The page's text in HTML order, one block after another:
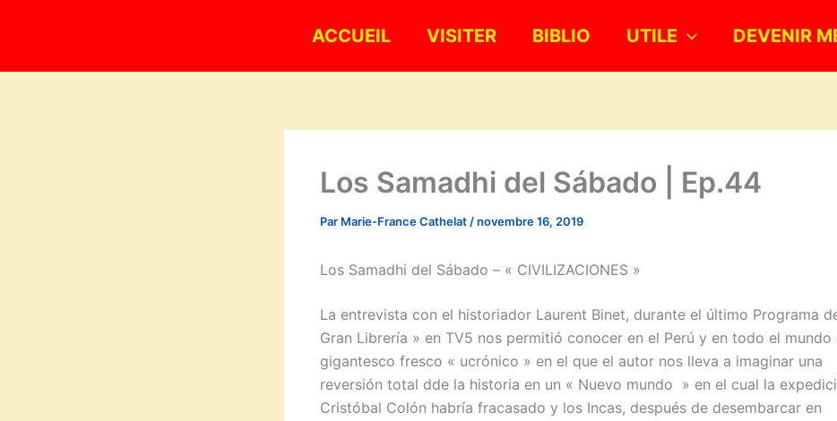
ACCUEIL VISITER BIBLIO UTILE DEVENIR
Los Samadhi del Sábado | Ep.44
Par Marie-France Cathelat /novembre 16, 2019
Los Samadhi del Sábado – « CIVILIZACIONES »
La entrevista con el historiador Laurent Binet, durante el último Programa
Gran Librería » en TV5 nos permitió conocer en el Perú y en todo el mundo
gigantesco fresco « ucrónico » en el que el autor nos lleva a imaginar una
reversión total dde la historia en un « Nuevo mundo » en el cual la
Cristóbal Colón habría fracasado y los Incas, después de desembarcar en